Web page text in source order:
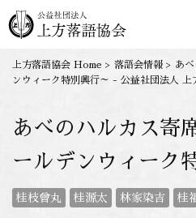
上方落語協会 Home > 落語会情報 > あ
ンウィーク特別興行～ - 公益社団法人 上
あべのハルカス
ールデンウィーク
桂枝曾丸 桂源太 林家染吉 桂